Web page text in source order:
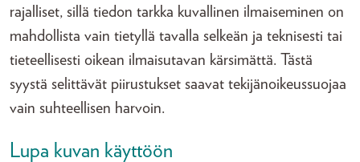
rajalliset, sillä tiedon tarkka kuvallinen ilmaiseminen on
mahdollista vain tietyllä tavalla selkeän ja teknisesti tai
tieteellisesti oikean ilmaisutavan kärsimättä. Tästä
syystä selittävät piirustukset saavat tekijänoikeussuojaa
vain suhteellisen harvoin.
Lupa kuvan käyttöön